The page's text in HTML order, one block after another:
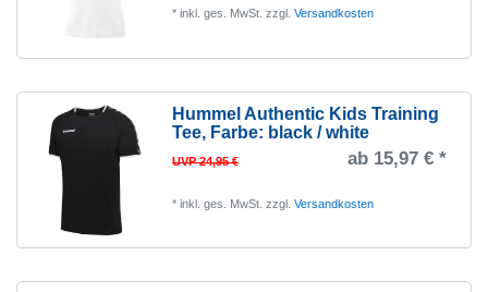
48
*inkl. ges. MwSt. zzgl.Versandkosten
Hummel Authentic Kids Training
Tee, Farbe: black / white
UVP 24,95 € ab 15,97 € *
*inkl. ges. MwSt. zzgl.Versandkosten